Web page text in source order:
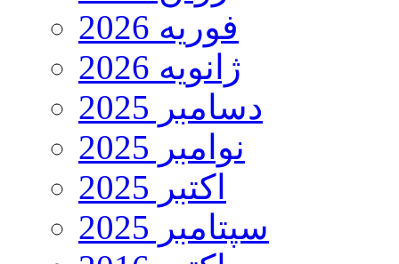
فوریه 2026
ژانویه 2026
دسامبر 2025
نوامبر 2025
اکتبر 2025
سپتامبر 2025